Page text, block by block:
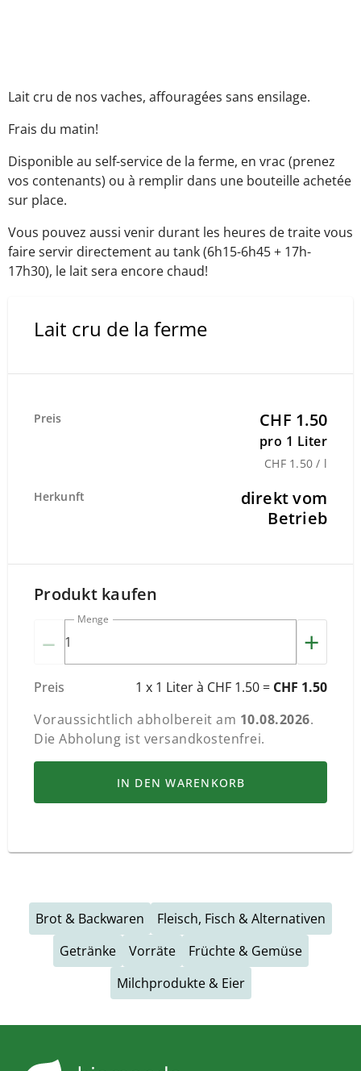
Lait cru de nos vaches, affouragées sans ensilage.
Frais du matin!
Disponible au self-service de la ferme, en vrac (prenez
vos contenants) ou à remplir dans une bouteille achetée
sur place.
Vous pouvez aussi venir durant les heures de traite vous
faire servir directement au tank (6h15-6h45 + 17h-
17h30), le lait sera encore chaud!
Lait cru de la ferme
Preis CHF 1.50
pro 1 Liter
CHF 1.50 / l
Herkunft
direkt vom
Betrieb
Produkt kaufen
–
Menge
+
Preis 1 x 1 Liter à CHF 1.50 = CHF 1.50
Voraussichtlich abholbereit am 10.08.2026.
Die Abholung ist versandkostenfrei.
IN DEN WARENKORB
Brot & Backwaren
Fleisch, Fisch & Alternativen
Getränke
Vorräte
Früchte & Gemüse
Milchprodukte & Eier